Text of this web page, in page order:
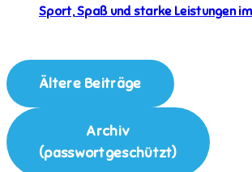
Sport, Spaß und starke Leistungen
Ältere Beiträge
Archiv
(passwortgeschützt)